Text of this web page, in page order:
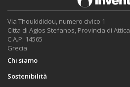
Via Thoukididou, numero civico 1
Citta di Agios Stefanos, Provincia di Attica
C.A.P. 14565
Grecia
Chi siamo
Sostenibilità